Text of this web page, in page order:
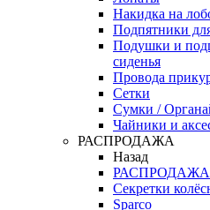
Накидка на
Подпятники
Подушки и
сиденья
Провода
Сетки
Сумки /
Чайники и
РАСПРОДАЖА
Назад
РАСПРОДАЖА
Секретки
Sparco